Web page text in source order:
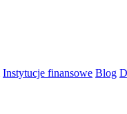
Instytucje finansowe Blog